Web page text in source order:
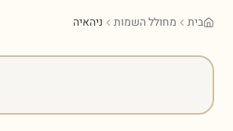
בית מחולל השמות ניהאיה